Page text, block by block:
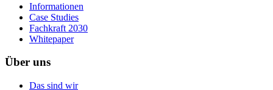
Informationen
Case Studies
Fachkraft 2030
Whitepaper
Über uns
Das sind wir